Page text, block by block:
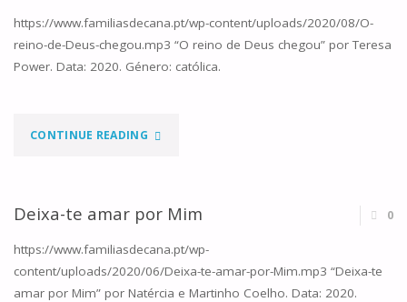
DESERTO"
https://www.familiasdecana.pt/wp-content/uploads/2020/08/O-
reino-de-Deus-chegou.mp3 “O reino de Deus chegou” por Teresa
Power. Data: 2020. Género: católica.
CONTINUE READING"O
CHEGOU"
Deixa-te amar por Mim 0
https://www.familiasdecana.pt/wp-
content/uploads/2020/06/Deixa-te-amar-por-Mim.mp3 “Deixa-te
amar por Mim” por Natércia e Martinho Coelho. Data: 2020.